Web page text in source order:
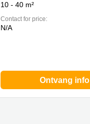
10 - 40 m²
Contact for price:
N/A
Ontvang info